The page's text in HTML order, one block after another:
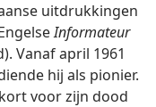
uitdrukkingen
Informateur
Vanaf april 1961
hij als pionier.
voor zijn dood